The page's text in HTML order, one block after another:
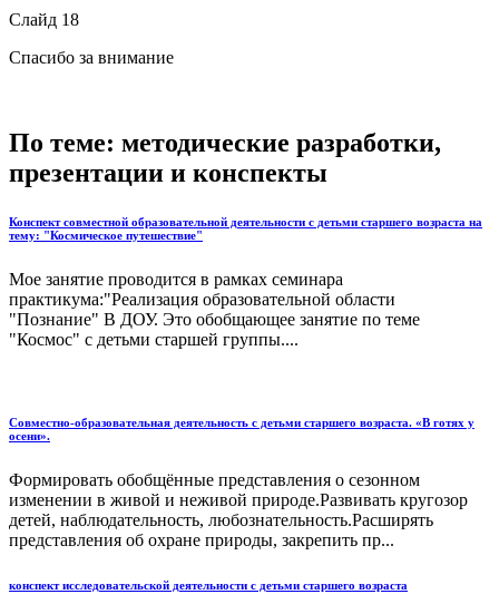
Слайд 18
Спасибо за внимание
По теме: методические разработки,
презентации и конспекты
Конспект совместной образовательной деятельности с детьми старшего возраста на
тему: "Космическое путешествие"
Мое занятие проводится в рамках семинара
практикума:"Реализация образовательной области
"Познание" В ДОУ. Это обобщающее занятие по теме
"Космос" с детьми старшей группы....
Совместно-образовательная деятельность с детьми старшего возраста. «В готях у
осени».
Формировать обобщённые представления о сезонном
изменении в живой и неживой природе.Развивать кругозор
детей, наблюдательность, любознательность.Расширять
представления об охране природы, закрепить пр...
конспект исследовательской деятельности с детьми старшего возраста